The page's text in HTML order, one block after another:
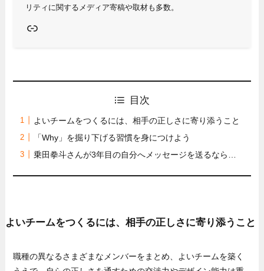
リティに関するメディア寄稿や取材も多数。
Link
目次
よいチームをつくるには、相手の正しさに寄り添うこと
「Why」を掘り下げる習慣を身につけよう
乗田拳斗さんが3年目の自分へメッセージを送るなら…
よいチームをつくるには、相手の正しさに寄り添うこと
職種の異なるさまざまなメンバーをまとめ、よいチームを築く